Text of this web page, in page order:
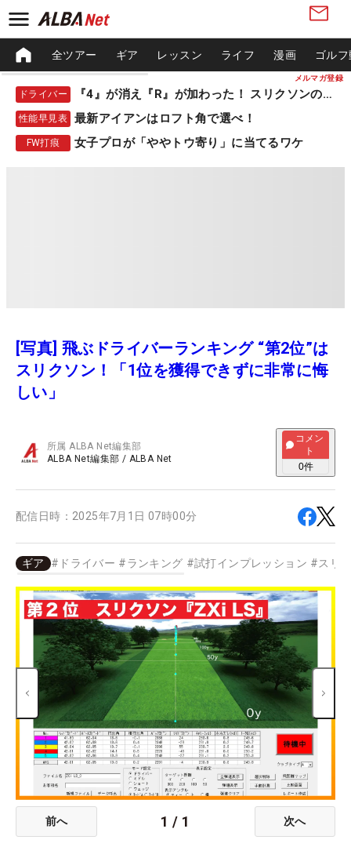
メルマガ登録
全ツアー ギア レッスン ライフ 漫画 ゴル
ドライバー 『4』が消え『R』が加わった！ スリクソンの新作
性能早見表 最新アイアンはロフト角で選べ！
FW打痕 女子プロが「ややトウ寄り」に当てるワケ
[写真] 飛ぶドライバーランキング “第2位”は
スリクソン！「1位を獲得できずに非常に悔
しい」
所属ALBA Net編集部
ALBA Net編集部 / ALBA Net
コメン
ト
0件
配信日時： 2025年7月1日 07時00分
ギア # ドライバー #ランキング #試打インプレッション #スリ
前へ 1 / 1 次へ